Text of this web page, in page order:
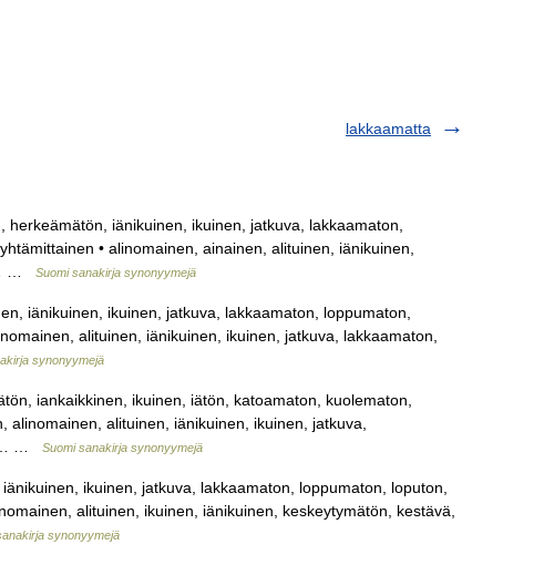
lakkaamatta
iänikuinen, ikuinen, jatkuva, lakkaamaton,
• alinomainen, ainainen, alituinen, iänikuinen,
Suomi sanakirja synonyymejä
iänikuinen, ikuinen, jatkuva, lakkaamaton, loppumaton,
alituinen, iänikuinen, ikuinen, jatkuva, lakkaamaton,
synonyymejä
iankaikkinen, ikuinen, iätön, katoamaton, kuolematon,
alituinen, iänikuinen, ikuinen, jatkuva,
Suomi sanakirja synonyymejä
ikuinen, jatkuva, lakkaamaton, loppumaton, loputon,
alituinen, ikuinen, iänikuinen, keskeytymätön, kestävä,
synonyymejä